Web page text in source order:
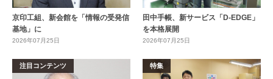
京印工組、新会館を「情報の受発信
基地」に
2026年07月25日
田中手帳、新サービス「D-EDGE」
を本格展開
2026年07月25日
注目コンテンツ 特集